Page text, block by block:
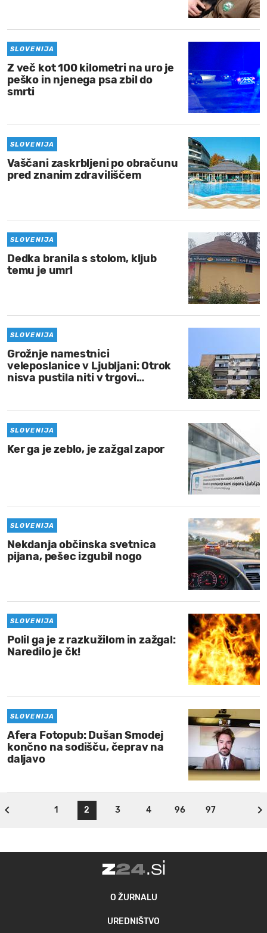
MOJ
SLOVENIJA
Z več kot 100 kilometri na uro je
peško in njenega psa zbil do
smrti
SLOVENIJA
Vaščani zaskrbljeni po obračunu
pred znanim zdraviliščem
SLOVENIJA
Dedka branila s stolom, kljub
temu je umrl
SLOVENIJA
Grožnje namestnici
veleposlanice v Ljubljani: Otrok
nisva pustila niti v trgovi…
SLOVENIJA
Ker ga je zeblo, je zažgal zapor
SLOVENIJA
Nekdanja občinska svetnica
pijana, pešec izgubil nogo
SLOVENIJA
Polil ga je z razkužilom in zažgal:
Naredilo je čk!
SLOVENIJA
Afera Fotopub: Dušan Smodej
končno na sodišču, čeprav na
daljavo
1 2 3 4 96 97
O ŽURNALU
UREDNIŠTVO